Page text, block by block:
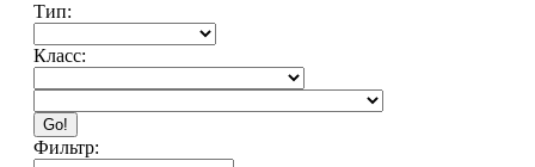
Тип:
Класс:
Go!
Фильтр: